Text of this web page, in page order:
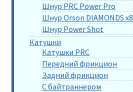
Шнур PRC Power Pro
Шнур Orson DIAMONDS x8
Шнур Power Shot
Катушки
Катушки PRC
Передний фрикцион
Задний фрикцион
С байтраннером